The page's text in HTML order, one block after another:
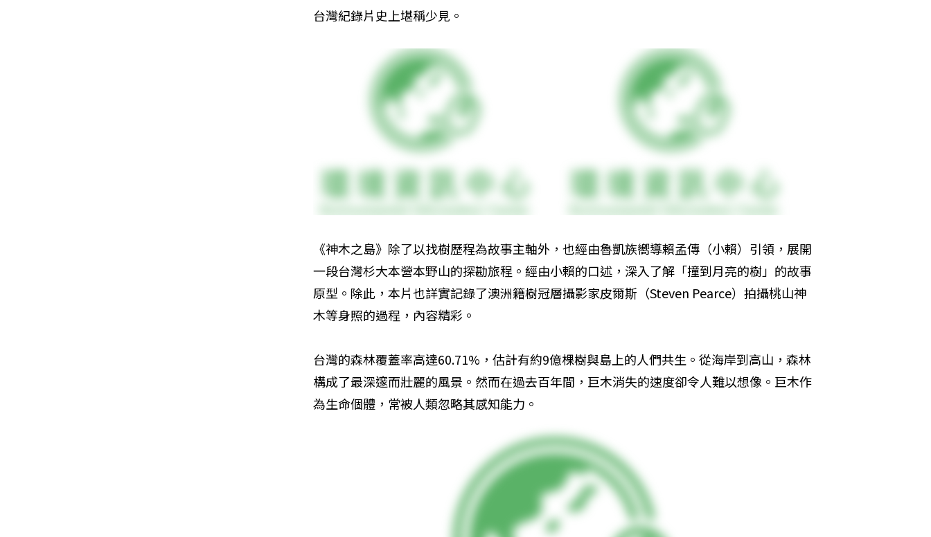
台灣紀錄片史上堪稱少見。
《神木之島》除了以找樹歷程為故事主軸外，也經由魯凱族嚮導賴孟傳（小賴）引領，展開
一段台灣杉大本營本野山的探勘旅程。經由小賴的口述，深入了解「撞到月亮的樹」的故事
原型。除此，本片也詳實記錄了澳洲籍樹冠層攝影家皮爾斯（Steven Pearce）拍攝桃山神
木等身照的過程，內容精彩。
台灣的森林覆蓋率高達60.71%，估計有約9億棵樹與島上的人們共生。從海岸到高山，森林
構成了最深邃而壯麗的風景。然而在過去百年間，巨木消失的速度卻令人難以想像。巨木作
為生命個體，常被人類忽略其感知能力。